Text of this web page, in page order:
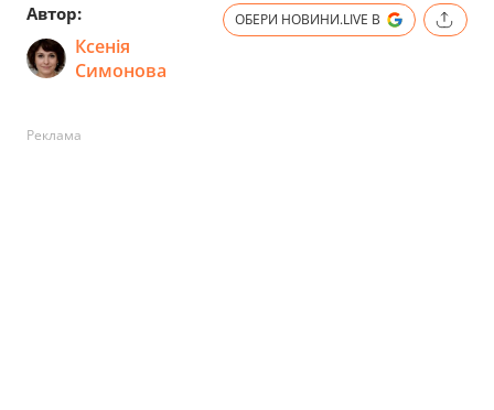
Автор:
Ксенія
Симонова
ОБЕРИ НОВИНИ.LIVE В
Реклама